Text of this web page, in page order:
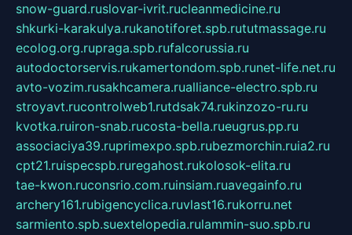
snow-guard.ruslovar-ivrit.rucleanmedicine.ru
shkurki-karakulya.rukanotiforet.spb.rututmassage.ru
ecolog.org.rupraga.spb.rufalcorussia.ru
autodoctorservis.rukamertondom.spb.runet-life.net.ru
avto-vozim.rusakhcamera.rualliance-electro.spb.ru
stroyavt.rucontrolweb1.rutdsak74.rukinzozo-ru.ru
kvotka.ruiron-snab.rucosta-bella.rueugrus.pp.ru
associaciya39.ruprimexpo.spb.rubezmorchin.ruia2.ru
cpt21.ruispecspb.ruregahost.rukolosok-elita.ru
tae-kwon.ruconsrio.com.ruinsiam.ruavegainfo.ru
archery161.rubigencyclica.ruvlast16.rukorru.net
sarmiento.spb.suextelopedia.rulammin-suo.spb.ru